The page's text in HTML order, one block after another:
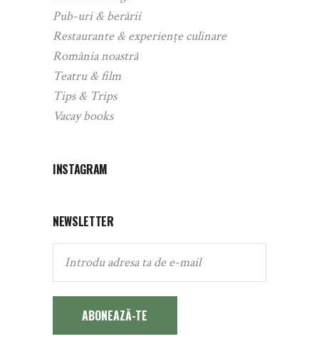
Pub-uri & berării
Restaurante & experiențe culinare
România noastră
Teatru & film
Tips & Trips
Vacay books
INSTAGRAM
NEWSLETTER
ABONEAZĂ-TE